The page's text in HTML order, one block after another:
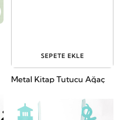
SEPETE EKLE
Metal Kitap Tutucu Ağaç
273,00 ₺